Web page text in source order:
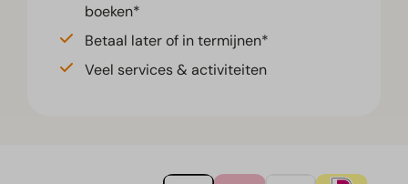
boeken*
Betaal later of in termijnen*
Veel services & activiteiten